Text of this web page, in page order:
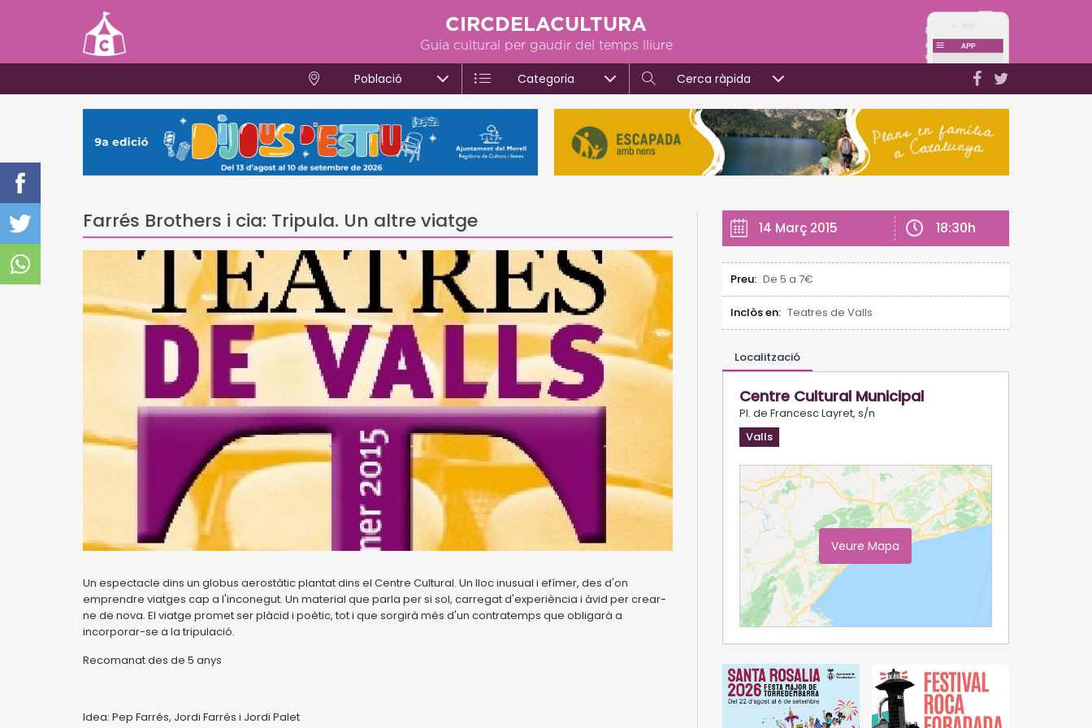
CIRCDELACULTURA
Guia cultural per gaudir del temps lliure
Població Categoria Cerca ràpida
Farrés Brothers i cia: Tripula. Un altre viatge
Un espectacle dins un globus aerostàtic plantat dins el Centre Cultural. Un lloc inusual i efímer, des d'on
emprendre viatges cap a l'inconegut. Un material que parla per si sol, carregat d'experiència i àvid per crear-
ne de nova. El viatge promet ser plàcid i poètic, tot i que sorgirà més d'un contratemps que obligarà a
incorporar-se a la tripulació.
Recomanat des de 5 anys
Idea: Pep Farrés, Jordi Farrés i Jordi Palet
14 Març 2015 18:30h
Preu: De 5 a 7€
Inclòs en: Teatres de Valls
Localització
Centre Cultural Municipal
Pl. de Francesc Layret, s/n
Valls
Veure Mapa